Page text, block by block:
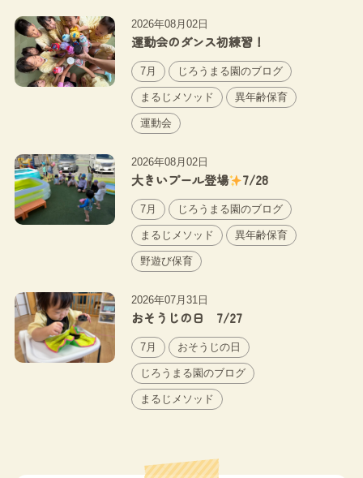
2026年08月02日
運動会のダンス初練習！
7月 じろうまる園のブログ
まるじメソッド 異年齢保育
運動会
2026年08月02日
大きいプール登場 7/28
7月 じろうまる園のブログ
まるじメソッド 異年齢保育
野遊び保育
2026年07月31日
おそうじの日 7/27
7月 おそうじの日
じろうまる園のブログ
まるじメソッド